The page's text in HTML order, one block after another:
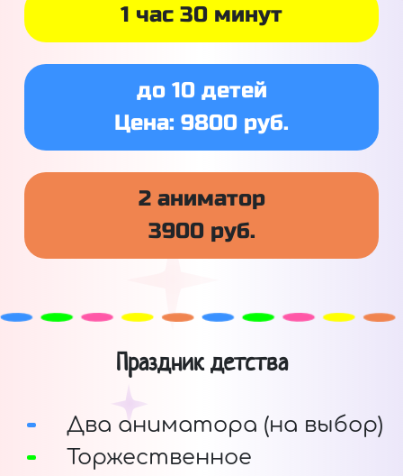
1 час 30 минут
до 10 детей
Цена: 9800 руб.
2 аниматор
3900 руб.
Праздник детства
Два аниматора (на выбор)
Торжественное